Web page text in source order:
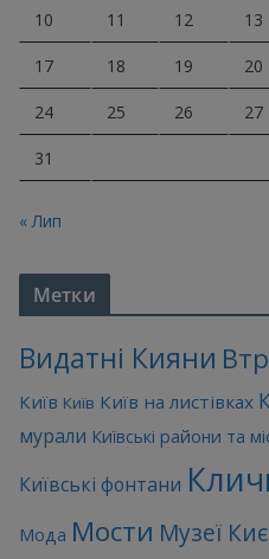
10 11 12 13
17 18 19 20
24 25 26 27
31
« Лип
Метки
Видатні Кияни
Київ Київ Київ на листівках
мурали Київські райони та
Київські фонтани
Мода Мости Музеї